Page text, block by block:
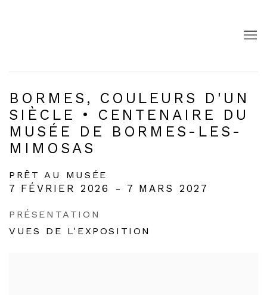
BORMES, COULEURS D'UN
SIÈCLE • CENTENAIRE DU
MUSÉE DE BORMES-LES-
MIMOSAS
PRÊT AU MUSÉE
7 FÉVRIER 2026 - 7 MARS 2027
PRÉSENTATION
VUES DE L'EXPOSITION